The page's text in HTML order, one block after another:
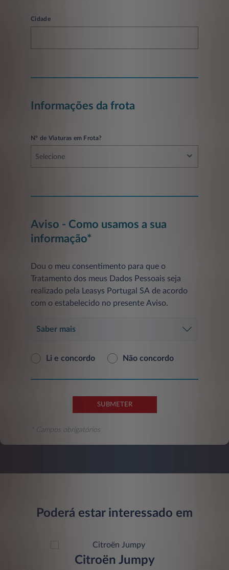
Cidade
Informações da frota
Nº de Viaturas em Frota?
Selecione
Aviso - Como usamos a sua
informação*
Dou o meu consentimento para que o
Tratamento dos meus Dados Pessoais seja
realizado pela Leasys Portugal SA de acordo
com o estabelecido no presente Aviso.
Saber mais
Li e concordo Não concordo
SUBMETER
* Campos obrigatórios
Poderá estar interessado em
Citroën Jumpy